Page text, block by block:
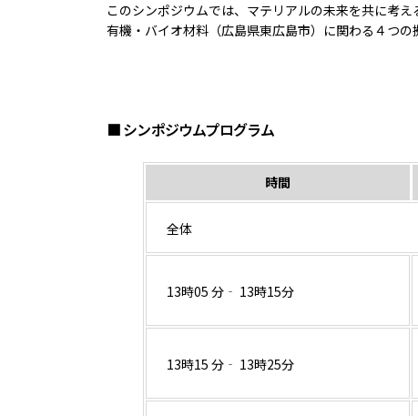
このシンポジウムでは、マテリアルの未来を共に考
有機・バイオ材料（広島県東広島市）に関わる４つ
■ シンポジウムプログラム
時間
全体
13時05 分‐ 13時15分
13時15 分‐ 13時25分